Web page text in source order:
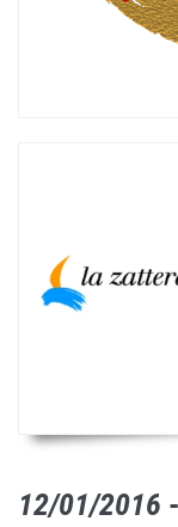
12/01/2016